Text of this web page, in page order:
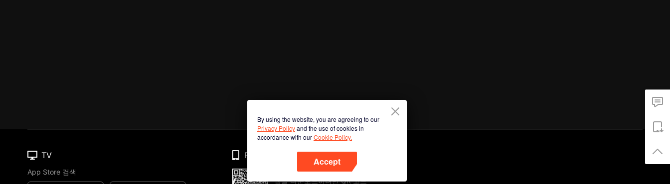
By using the website, you are agreeing to our
Privacy Policyand the use of cookies in
accordance with ourCookie Policy.
Accept
TV
App Store 검색
Phone
앱을 다운로드하려면 QR 코드